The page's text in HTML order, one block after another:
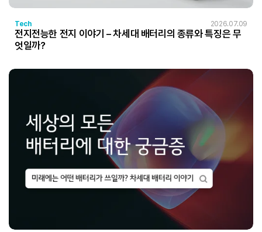
Tech 2026.07.09
전지전능한 전지 이야기 – 차세대 배터리의 종류와 특징은 무
엇일까?